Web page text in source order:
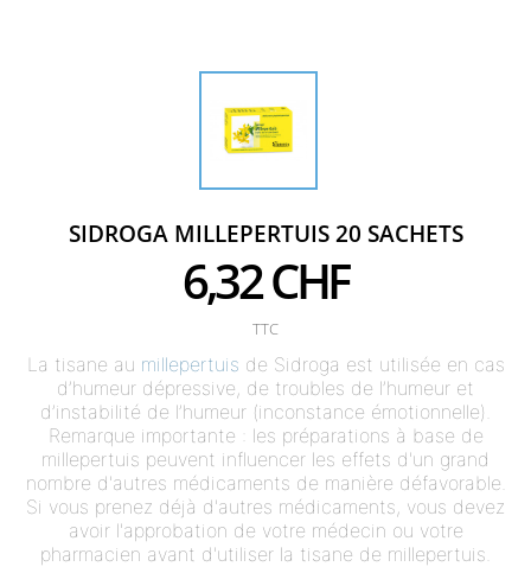
SIDROGA MILLEPERTUIS 20 SACHETS
6,32 CHF
TTC
La tisane au millepertuis de Sidroga est utilisée en cas
d’humeur dépressive, de troubles de l’humeur et
d’instabilité de l’humeur (inconstance émotionnelle).
Remarque importante : les préparations à base de
millepertuis peuvent influencer les effets d'un grand
nombre d'autres médicaments de manière défavorable.
Si vous prenez déjà d'autres médicaments, vous devez
avoir l'approbation de votre médecin ou votre
pharmacien avant d'utiliser la tisane de millepertuis.